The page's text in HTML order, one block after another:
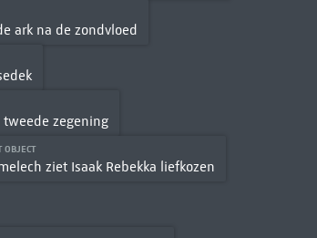
ark na de zondvloed
tweede zegening
OBJECT
ziet Isaak Rebekka liefkozen